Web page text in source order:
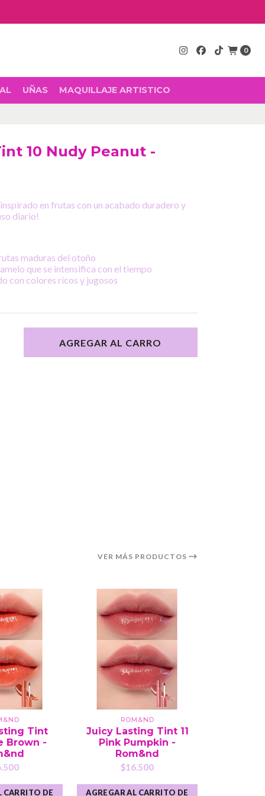
0
UÑAS MAQUILLAJE ARTISTICO
10 Nudy Peanut -
en frutas con un acabado duradero y
diario!
maduras del otoño
que se intensifica con el tiempo
con colores ricos y jugosos
AGREGAR AL CARRO
VER MÁS PRODUCTOS
Tint
Brown -
CARRITO DE
ROM&ND
Juicy Lasting Tint 11
Pink Pumpkin -
Rom&nd
$16.500
AGREGAR AL CARRITO DE